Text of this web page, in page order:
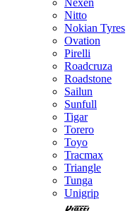
Nexen
Nitto
Nokian Tyres
Ovation
Pirelli
Roadcruza
Roadstone
Sailun
Sunfull
Tigar
Torero
Toyo
Tracmax
Triangle
Tunga
Unigrip